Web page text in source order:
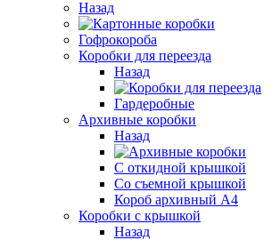
Назад
Гофрокороба
Коробки для переезда
Назад
Гардеробные
Архивные коробки
Назад
С откидной крышкой
Со съемной крышкой
Короб архивный А4
Коробки с крышкой
Назад